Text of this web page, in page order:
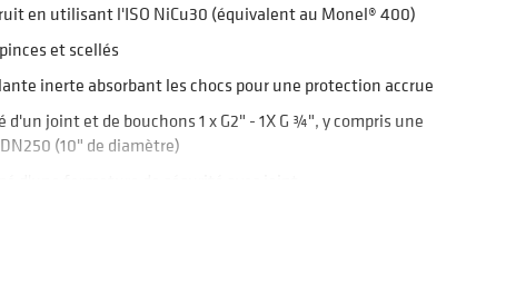
en utilisant l'ISO NiCu30 (équivalent au Monel® 400)
et scellés
inerte absorbant les chocs pour une protection accrue
joint et de bouchons 1 x G2" - 1X G ¾", y compris une
(10" de diamètre)